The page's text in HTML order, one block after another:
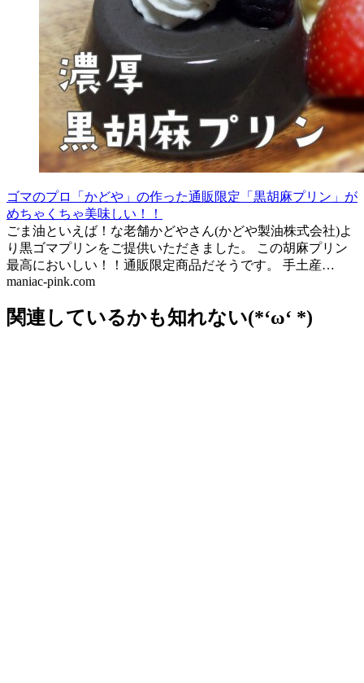
ゴマのプロ「かどや」の作った通販限定「黒胡麻プリン」が
めちゃくちゃ美味しい！！
ごま油といえば！な老舗かどやさん(かどや製油株式会社)よ
り黒ゴマプリンをご提供いただきました。 この胡麻プリン
最高においしい！！通販限定商品だそうです。 手土産…
maniac-pink.com
関連しているかも知れない(*‘ω‘ *)